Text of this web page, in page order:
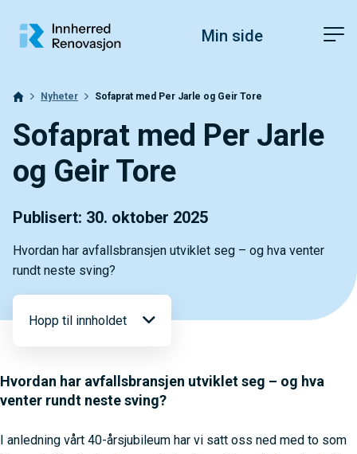
PC: Press ned CTRL og klikk på + (pluss) for å forstørre eller -
Min side
Nyheter Sofaprat med Per Jarle og Geir Tore
Sofaprat med Per Jarle
og Geir Tore
Publisert: 30. oktober 2025
Hvordan har avfallsbransjen utviklet seg – og hva venter
rundt neste sving?
Hopp til innholdet
Hvordan har avfallsbransjen utviklet seg – og hva
venter rundt neste sving?
I anledning vårt 40-årsjubileum har vi satt oss ned med to som